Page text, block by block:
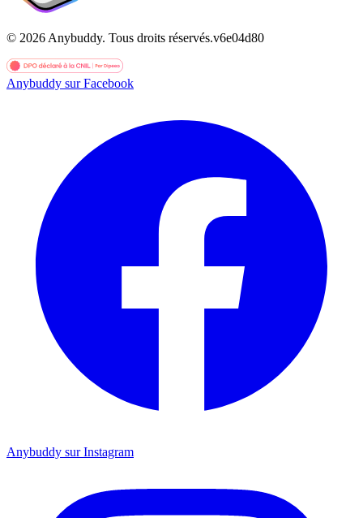
© 2026 Anybuddy. Tous droits réservés.v6e04d80
Anybuddy sur Facebook
Anybuddy sur Instagram